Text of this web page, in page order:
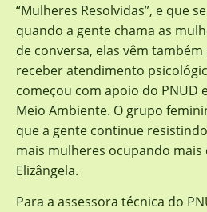
“Mulheres Resolvidas”, e que
quando a gente chama as
de conversa, elas vêm
receber atendimento
começou com apoio do PNUD
Meio Ambiente. O grupo
que a gente continue
mais mulheres ocupando mais
Elizângela.
Para a assessora técnica do